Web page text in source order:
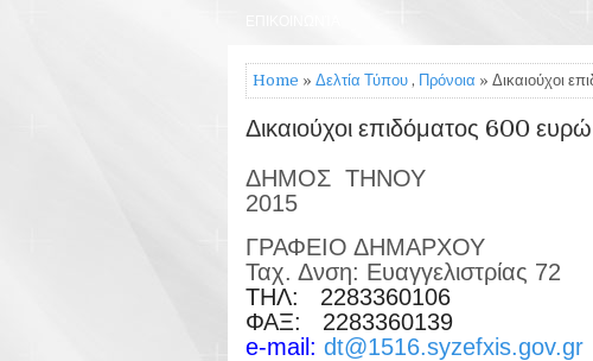
Home » Δελτία Τύπου , Πρόνοια » Δικαιούχοι
Δικαιούχοι επιδόματος 600
ΔΗΜΟΣ ΤΗΝΟΥ
2015
ΓΡΑΦΕΙΟ
Ταχ. Δνση:
ΤΗΛ:
ΦΑΞ: 2283360139
e-mail: dt@1516.syzefxis.gov.gr